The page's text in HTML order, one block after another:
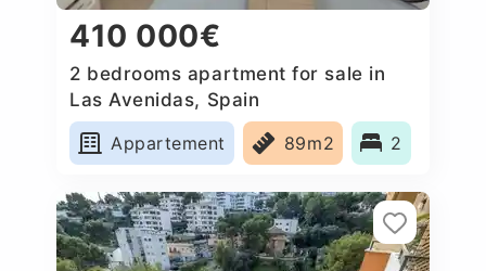
410 000€
2 bedrooms apartment for sale in
Las Avenidas, Spain
Appartement
89m2 2